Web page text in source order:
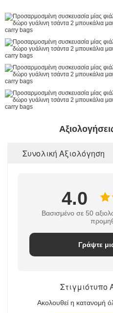
Συνολική Αξιολόγηση
4.0
Βασισμένο σε 50
Γράψτε
Στιγμιότυπο
Ακολουθεί η κατανομή